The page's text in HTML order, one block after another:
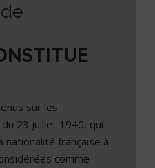
sur les
23 juillet 1940, qui
française à
comme